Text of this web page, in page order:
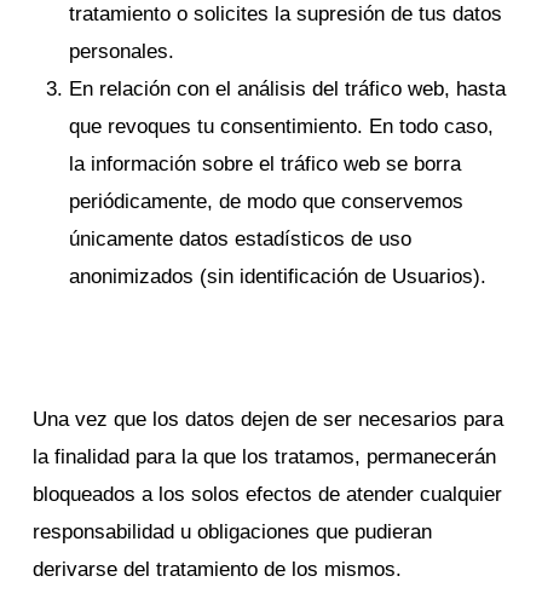
tratamiento o solicites la supresión de tus datos
personales.
En relación con el análisis del tráfico web, hasta
que revoques tu consentimiento. En todo caso,
la información sobre el tráfico web se borra
periódicamente, de modo que conservemos
únicamente datos estadísticos de uso
anonimizados (sin identificación de Usuarios).
Una vez que los datos dejen de ser necesarios para
la finalidad para la que los tratamos, permanecerán
bloqueados a los solos efectos de atender cualquier
responsabilidad u obligaciones que pudieran
derivarse del tratamiento de los mismos.